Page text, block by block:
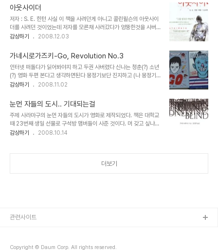
지니까, 현..
데 ㅋ) 기대하고 읽었는데 그다지 특별할 만한 건 없는 내용이었지만
야마다군의 연기는 기대된다 .. (야마다의 오덕이 되어가고 있는 쥔장..
ㄷㄷㄷ)
아웃사이더
저자 : S. E. 힌턴 사실 이 책을 사려던게 아니고 콜린윌슨의 아웃사이
더를 사려던 것이었는데 저자를 모른채 사러갔다가 엉뚱한것을 사버
렸다 하지만 이 아웃사이더.. 대 만족이었다 전 세계적으로 1000만부
있다 ㅎㅎ 소셜과 그리저라는 두 사회계층간의 대립을 청소년의 경험
을 통해 나타내고 있다 소셜은 웨스트사이드의 부유층 자제이고 그리
저는 이스트사이드의 가난한 자제들이다 소셜과 그리저는 똑같이 패
싸움을 하고 서로를 습격하고 하지만 사회에서는 그리저만이 깡패취
급 당한다. 딱 이를 보면 무슨내용일 지 다들 짐작하리라 생각한다. 하
었다. 따라서 누구든지 초반에는 그리저의 편에서 생..
감상하기 2008.12.03
가네시로가즈키-Go, Revolution No.3
인터넷 떠돌다가 읽어봐야지 하고 두권 사버렸다 신나는 청춘(?) 소년
(?) 영화 두편 본다고 생각하면된다 몽정기보단 진지하고 (나 몽정기
안봤는데 웬지...) 말죽거리보단 가볍구 내용이 그렇다는게 아니라 분
의 경우는 주인공이 재일교포다. 즉 Go는 재일교포의 연애사를 다루
고있다. 연예사 뿐만아니라 재일교포의 여러 면모를 알수 있게 된다.
우리가 흔히 생각하는 재일교포의 이미지가 편견이었다는거.... 하지만
두권모두 싸움을 잘한다 ㅎㅎ 책표지보구 만화책같다고 하는데 만화
책이 아니라는거!! ㅜㅜ 가볍게 보고싶으신분은 빌려가라능;
감상하기 2008.11.02
눈먼 자들의 도시.. 기대되는걸
주제 사라마구의 눈먼 자들의 도시가 영화로 제작되었다. 책은 대학교
때 23번째 생일 선물로 구석방 맴버들이 사준 것이다. 머 갖고 싶냐고
물어보길래 이 책 사달라고 했는데 오래된 책이고 해서 선배가 이 책
었다. 그런데 이책이 영화로 나온다니 기대가 된다. 일단 예고편만 봐
감상하기 2008.10.14
더보기
Copyright © Daum Corp. All rights reserved.
관련사이트